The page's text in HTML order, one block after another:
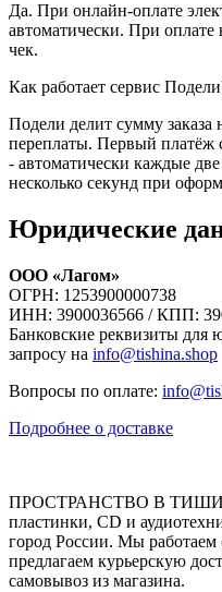
Да. При онлайн-оплате
автоматически. При
чек.
Как работает сервис
Подели делит сумму заказа
переплаты. Первый платёж
- автоматически каждые
несколько секунд при
Юридические
ООО «Лагом»
ОГРН: 1253900000738
ИНН: 3900036566 / КПП:
Банковские реквизиты для
запросу на info@tishina.shop
Вопросы по оплате:
Подробнее о доставке
ПРОСТРАНСТВО В
пластинки, CD и
город России. Мы
предлагаем курьерскую
самовывоз из магазина.